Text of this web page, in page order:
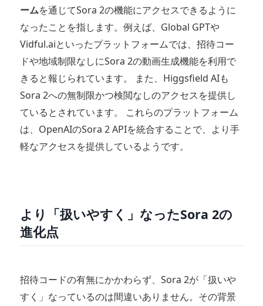
ームを通じてSora 2の機能にアクセスできるように
なったことを指します。例えば、Global GPTや
Vidful.aiといったプラットフォームでは、招待コー
ドや地域制限なしにSora 2の動画生成機能を利用で
きると報じられています。 また、Higgsfield AIも
Sora 2への無制限かつ検閲なしのアクセスを提供し
ているとされています。 これらのプラットフォーム
は、OpenAIのSora 2 APIを統合することで、より手
軽なアクセスを提供しているようです。
より「扱いやすく」なったSora 2の
進化点
招待コードの有無にかかわらず、Sora 2が「扱いや
すく」なっているのは間違いありません。その背景